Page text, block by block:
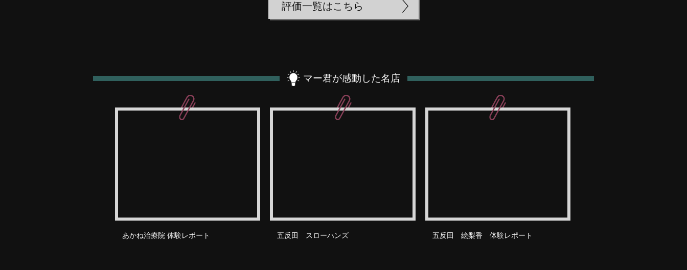
評価一覧はこちら
マー君が感動した名店
あかね治療院 体験レポート 五反田 スローハンズ 五反田 絵梨香 体験レポート